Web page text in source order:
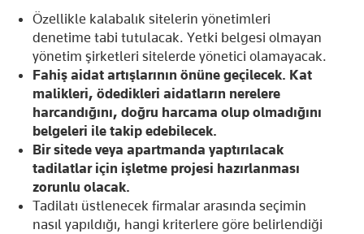
Özellikle kalabalık sitelerin yönetimleri
denetime tabi tutulacak. Yetki belgesi olmayan
yönetim şirketleri sitelerde yönetici olamayacak.
Fahiş aidat artışlarının önüne geçilecek. Kat
malikleri, ödedikleri aidatların nerelere
harcandığını, doğru harcama olup olmadığını
belgeleri ile takip edebilecek.
Bir sitede veya apartmanda yaptırılacak
tadilatlar için işletme projesi hazırlanması
zorunlu olacak.
Tadilatı üstlenecek firmalar arasında seçimin
nasıl yapıldığı, hangi kriterlere göre belirlendiği